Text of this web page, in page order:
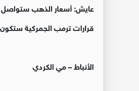
عايش: أسعار الذهب ستواصل ارتفاعها إلى 3000
قرارات ترمب الجمركية
الأنباط – مي الكردي